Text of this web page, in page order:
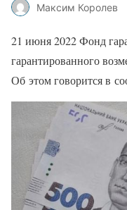
Максим Королев
21 июня 2022 Фонд
гарантированного
Об этом говорится в